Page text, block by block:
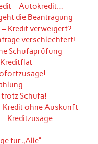
– Autokredit…
die Beantragung
Kredit verweigert?
verschlechtert!
Schufaprüfung
Schufa!
Kredit ohne Auskunft
Kreditzusage
für „Alle“